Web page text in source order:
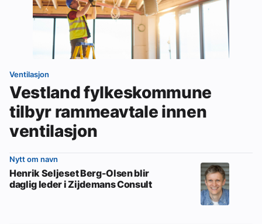
Ventilasjon
Vestland fylkeskommune
tilbyr rammeavtale innen
ventilasjon
Nytt om navn
Henrik Seljeset Berg-Olsen blir
daglig leder i Zijdemans Consult